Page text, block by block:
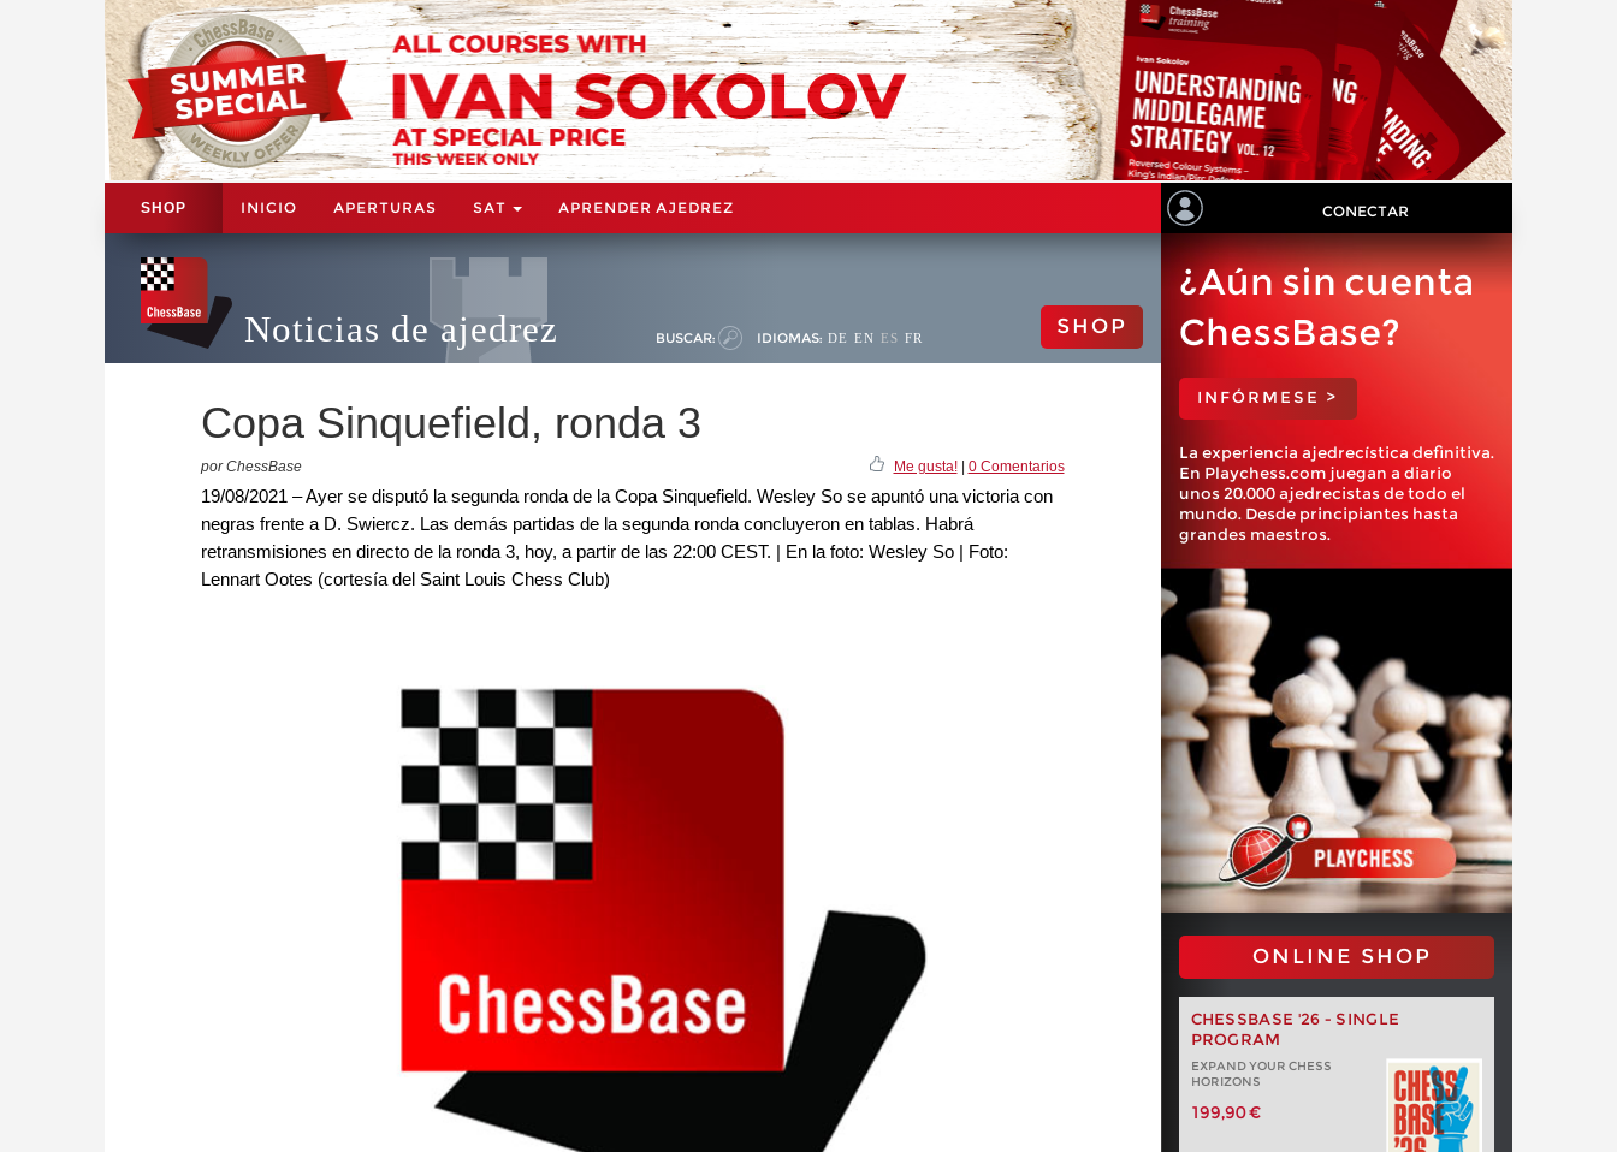
SHOP INICIO APERTURAS SAT APRENDER AJEDREZ CONECTAR
Noticias de ajedrez BUSCAR: IDIOMAS: DE EN ES FR SHOP
Copa Sinquefield, ronda 3
por ChessBase Me gusta!| 0 Comentarios
19/08/2021 – Ayer se disputó la segunda ronda de la Copa Sinquefield. Wesley So se apuntó una victoria con
negras frente a D. Swiercz. Las demás partidas de la segunda ronda concluyeron en tablas. Habrá
retransmisiones en directo de la ronda 3, hoy, a partir de las 22:00 CEST. | En la foto: Wesley So | Foto:
Lennart Ootes (cortesía del Saint Louis Chess Club)
¿Aún sin cuenta
ChessBase?
INFÓRMESE >
La experiencia ajedrecística definitiva.
En Playchess.com juegan a diario
unos 20.000 ajedrecistas de todo el
mundo. Desde principiantes hasta
grandes maestros.
ONLINE SHOP
CHESSBASE '26 - SINGLE
PROGRAM
EXPAND YOUR CHESS
HORIZONS
199,90 €